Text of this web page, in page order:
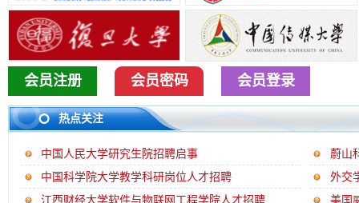
会员注册 会员密码 会员登录
热点关注
中国人民大学研究生院招聘启事
蔚山
中国科学院大学教学科研岗位人才招聘
外交
江西财经大学软件与物联网工程学院人才招聘
美国